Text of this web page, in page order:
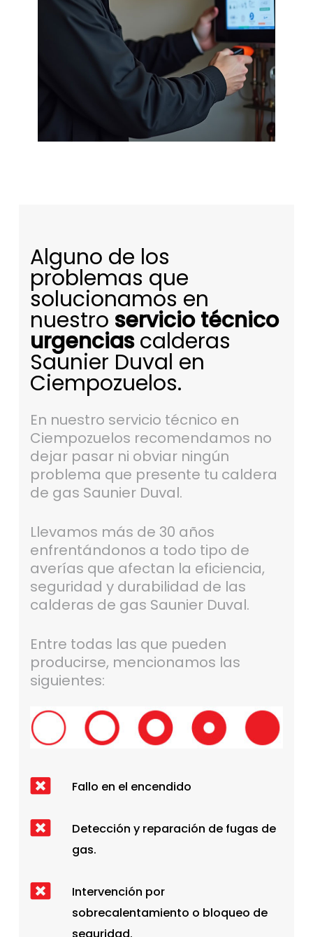
Alguno de los
problemas que
solucionamos en
nuestro servicio técnico
urgenciascalderas
Saunier Duval en
Ciempozuelos.
En nuestro servicio técnico en
Ciempozuelos recomendamos no
dejar pasar ni obviar ningún
problema que presente tu caldera
de gas Saunier Duval.
Llevamos más de 30 años
enfrentándonos a todo tipo de
averías que afectan la eficiencia,
seguridad y durabilidad de las
calderas de gas Saunier Duval.
Entre todas las que pueden
producirse, mencionamos las
siguientes:
Fallo en el encendido
Detección y reparación de fugas de
gas.
Intervención por
sobrecalentamiento o bloqueo de